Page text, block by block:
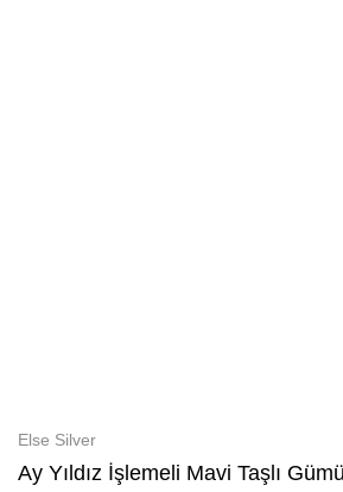
Else Silver
Ay Yıldız İşlemeli Mavi Taşlı